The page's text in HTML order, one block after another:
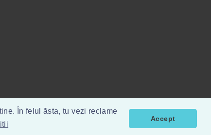
În felul ăsta, tu vezi reclame
Accept